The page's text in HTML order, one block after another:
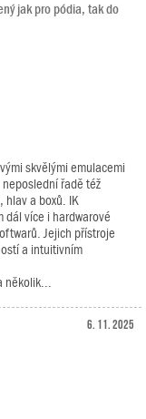
jak pro pódia, tak do
skvělými emulacemi
řadě též
hlav a boxů. IK
dál více i hardwarové
Jejich přístroje
a intuitivním
6. 11. 2025